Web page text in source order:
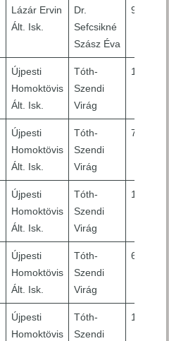
Lázár Ervin
Ált. Isk.
Dr.
Sefcsikné
Szász Éva
9
Újpesti
Homoktövis
Ált. Isk.
Tóth-
Szendi
Virág
10
Újpesti
Homoktövis
Ált. Isk.
Tóth-
Szendi
Virág
7
Újpesti
Homoktövis
Ált. Isk.
Tóth-
Szendi
Virág
10
Újpesti
Homoktövis
Ált. Isk.
Tóth-
Szendi
Virág
6
Újpesti
Homoktövis
Tóth-
Szendi
10